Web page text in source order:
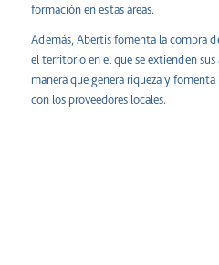
formación en estas áreas.
Además, Abertis fomenta la compra
el territorio en el que se extienden
manera que genera riqueza y
con los proveedores locales.